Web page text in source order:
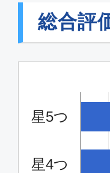
総合評
星5つ
星4つ